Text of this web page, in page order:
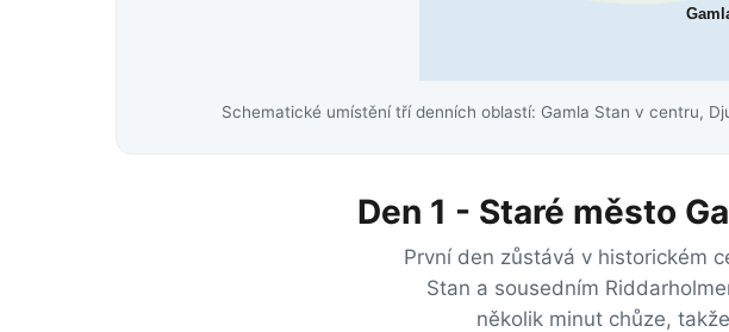
Schematické umístění tří denních oblastí: Gamla Stan v centru,
Den 1 - Staré město
První den zůstává v historickém
Stan a sousedním
několik minut chůze,